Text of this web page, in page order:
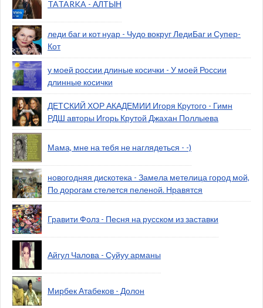
TATARKA - АЛТЫН
леди баг и кот нуар - Чудо вокруг ЛедиБаг и Супер-
Кот
у моей россии длиные косички - У моей России
длинные косички
ДЕТСКИЙ ХОР АКАДЕМИИ Игоря Крутого - Гимн
РДШ авторы Игорь Крутой Джахан Поллыева
Мама, мне на тебя не наглядеться - -)
новогодняя дискотека - Замела метелица город мой,
По дорогам стелется пеленой. Нравятся
Гравити Фолз - Песня на русском из заставки
Айгул Чалова - Суйуу арманы
Мирбек Атабеков - Долон